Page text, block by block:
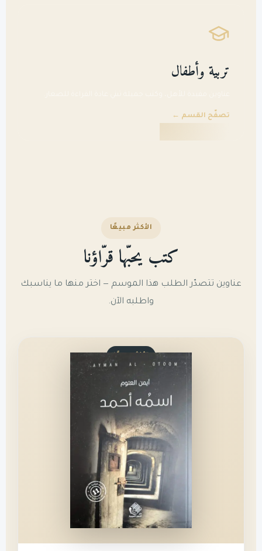
تربية وأطفال
تصفّح القسم ←
الأكثر مبيعًا
كتب يحبّها قرّاؤنا
عناوين تتصدّر الطلب هذا الموسم — اختر منها ما يناسبك
واطلبه الآن.